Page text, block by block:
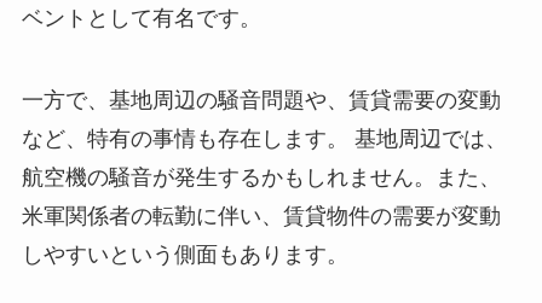
ベントとして有名です。
一方で、基地周辺の騒音問題や、賃貸需要の変動
など、特有の事情も存在します。 基地周辺では、
航空機の騒音が発生するかもしれません。また、
米軍関係者の転勤に伴い、賃貸物件の需要が変動
しやすいという側面もあります。